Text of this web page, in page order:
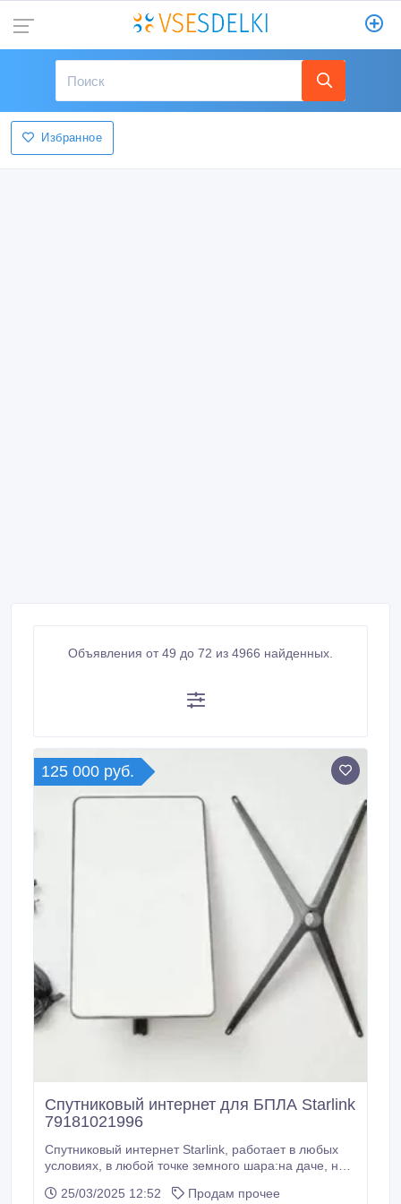
Избранное
Объявления от 49 до 72 из 4966 найденных.
125 000 руб.
Спутниковый интернет для БПЛА Starlink
79181021996
Спутниковый интернет Starlink, работает в любых
условиях, в любой точке земного шара:на даче, на
трансляции БПЛА всех типов, включая Mavic всех
25/03/2025 12:52
Продам прочее